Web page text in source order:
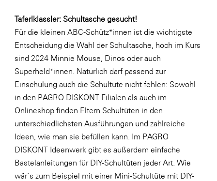
Somfy
Sony DADC
SPIEGLTEC
STIHL Tirol
Trend Micro
TAG GmbH
VALETTA
Verband Druck Medien Österreich
Wirtschaftskammer Salzburg
WKS Fachgruppe Fahrzeughandel und
Taferlklassler: Schultasche gesucht!
Für die kleinen ABC-Schütz*innen ist die wichtigste
Entscheidung die Wahl der Schultasche, hoch im Kurs
sind 2024 Minnie Mouse Dinos oder auch
Superheld*innen . Natürlich darf passend zur
Einschulung auch die Schultüte nicht fehlen: Sowohl
in den PAGRO DISKONT Filialen als auch im
Onlineshop finden Eltern Schultüten in den
unterschiedlichsten Ausführungen und zahlreiche
Ideen, wie man sie befüllen kann. Im PAGRO
DISKONT Ideenwerk gibt es außerdem einfache
Bastelanleitungen für DIY-Schultüten jeder Art. Wie
wär’s zum Beispiel mit einer Mini-Schultüte mit DIY-